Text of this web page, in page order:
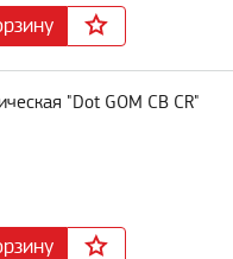
"Dot GOM CB CR"